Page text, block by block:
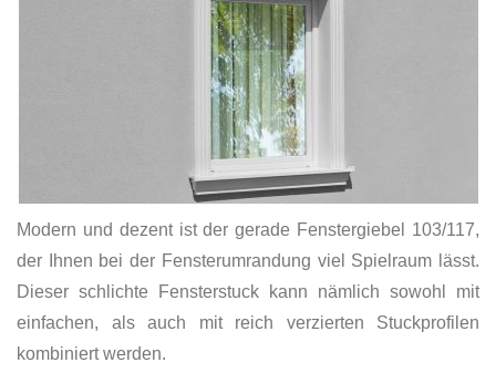
Modern und dezent ist der gerade Fenstergiebel 103/117,
der Ihnen bei der Fensterumrandung viel Spielraum lässt.
Dieser schlichte Fensterstuck kann nämlich sowohl mit
einfachen, als auch mit reich verzierten Stuckprofilen
kombiniert werden.